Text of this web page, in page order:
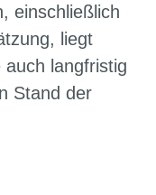
einschließlich
liegt
auch langfristig
Stand der